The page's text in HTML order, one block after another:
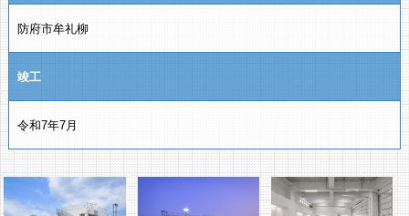
防府市牟礼柳
竣工
令和7年7月